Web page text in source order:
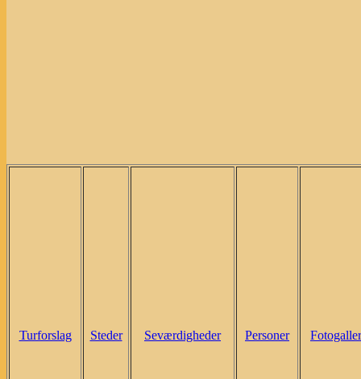
Turforslag Steder Seværdigheder Personer